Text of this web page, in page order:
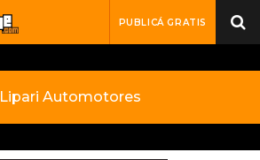
PUBLICÁ GRATIS
Lipari Automotores